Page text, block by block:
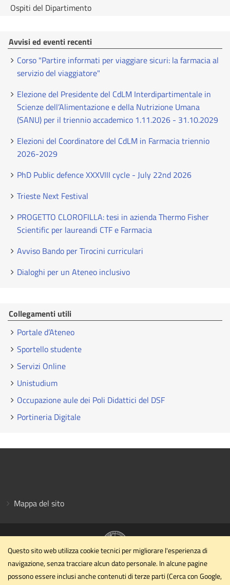
Ospiti del Dipartimento
Avvisi ed eventi recenti
Corso "Partire informati per viaggiare sicuri: la farmacia al
servizio del viaggiatore"
Elezione del Presidente del CdLM Interdipartimentale in
Scienze dell’Alimentazione e della Nutrizione Umana
(SANU) per il triennio accademico 1.11.2026 - 31.10.2029
Elezioni del Coordinatore del CdLM in Farmacia triennio
2026-2029
PhD Public defence XXXVIII cycle - July 22nd 2026
Trieste Next Festival
PROGETTO CLOROFILLA: tesi in azienda Thermo Fisher
Scientific per laureandi CTF e Farmacia
Avviso Bando per Tirocini curriculari
Dialoghi per un Ateneo inclusivo
Collegamenti utili
Portale d’Ateneo
Sportello studente
Servizi Online
Unistudium
Occupazione aule dei Poli Didattici del DSF
Portineria Digitale
Mappa del sito
Dipartimento di Scienze Farmaceutiche
Questo sito web utilizza cookie tecnici per migliorare l'esperienza di
navigazione, senza tracciare alcun dato personale. In alcune pagine
possono essere inclusi anche contenuti di terze parti (Cerca con Google,